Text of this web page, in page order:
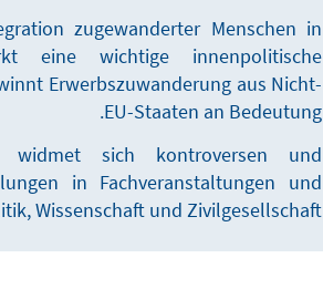
zugewanderter Menschen in
eine wichtige innenpolitische
Erwerbszuwanderung aus Nicht-
EU-Staaten an Bedeutung.
widmet sich kontroversen und
in Fachveranstaltungen und
Wissenschaft und Zivilgesellschaft.